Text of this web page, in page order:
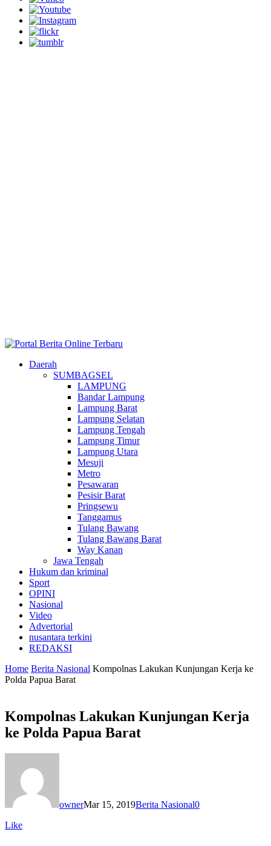
Daerah
SUMBAGSEL
LAMPUNG
Bandar Lampung
Lampung Barat
Lampung Selatan
Lampung Tengah
Lampung Timur
Lampung Utara
Mesuji
Metro
Pesawaran
Pesisir Barat
Pringsewu
Tanggamus
Tulang Bawang
Tulang Bawang Barat
Way Kanan
Jawa Tengah
Hukum dan kriminal
Sport
OPINI
Nasional
Video
Advertorial
nusantara terkini
REDAKSI
Home Berita Nasional Kompolnas Lakukan Kunjungan Kerja ke
Polda Papua Barat
Kompolnas Lakukan Kunjungan Kerja
ke Polda Papua Barat
ownerMar 15, 2019Berita Nasional0
Like